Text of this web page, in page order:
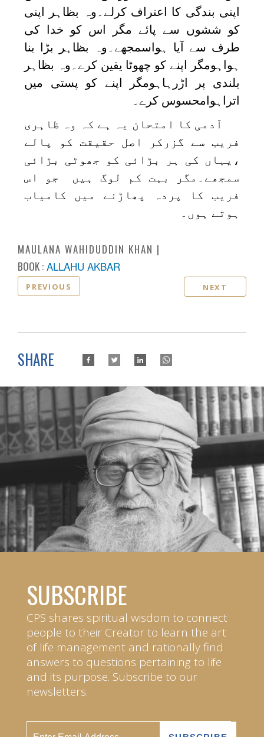
اپنی بندگی کا اعتراف کرلے۔وہ بظاہر اپنی
کو ششوں سے پائے مگر اس کو خدا کی
طرف سے آیا ہواسمجھے۔وہ بظاہر بڑا بنا
ہواہومگر اپنے کو چھوٹا یقین کرے۔وہ بظاہر
بلندی پر اڑرہاہومگر اپنے کو پستی میں
اتراہوامحسوس کرے۔
آدمی کا امتحان یہ ہے کہ وہ ظاہری
فریب سے گزرکر اصل حقیقت کو پالے
،یہاں کی ہر بڑائی کو جھوٹی بڑائی
سمجھے۔مگر بہت کم لوگ ہیں جو اس
فریب کا پردہ پھاڑنے میں کامیاب
ہوتے ہوں۔
MAULANA WAHIDUDDIN KHAN
BOOK : ALLAHU AKBAR
PREVIOUS NEXT
SHARE
SUBSCRIBE
CPS shares spiritual wisdom to connect
people to their Creator to learn the art
of life management and rationally find
answers to questions pertaining to life
and its purpose. Subscribe to our
newsletters.